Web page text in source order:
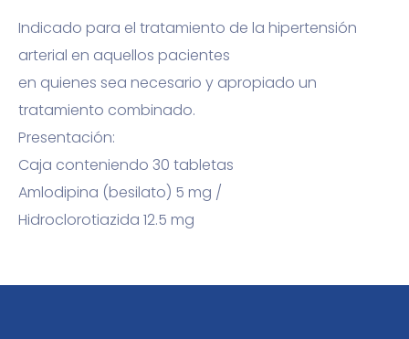
Indicado para el tratamiento de la hipertensión
arterial en aquellos pacientes
en quienes sea necesario y apropiado un
tratamiento combinado.
Presentación:
Caja conteniendo 30 tabletas
Amlodipina (besilato) 5 mg /
Hidroclorotiazida 12.5 mg